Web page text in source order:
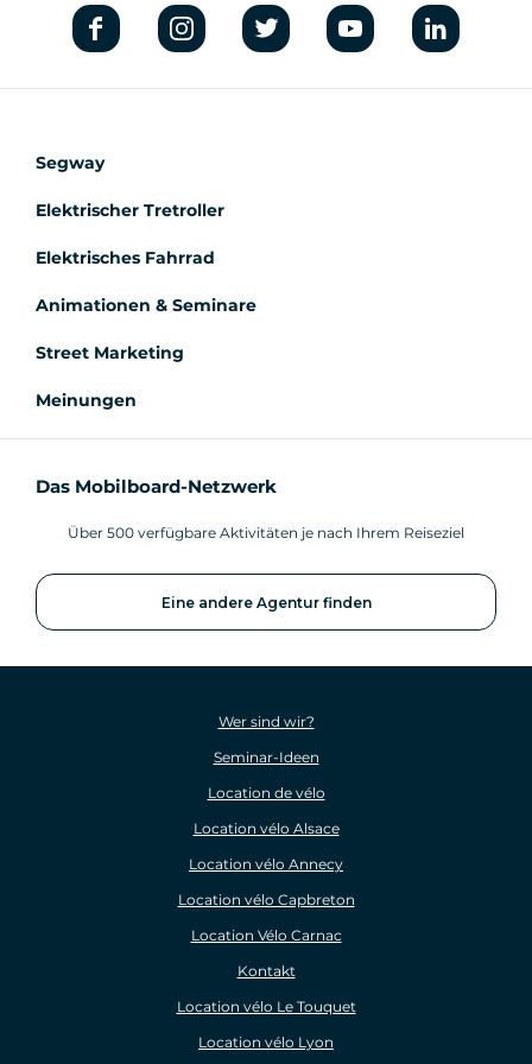
Homepage der Website, um die
verschiedenen verfügbaren Angebote zu
Segway
Elektrischer Tretroller
Elektrisches Fahrrad
Animationen & Seminare
Street Marketing
Meinungen
Das Mobilboard-Netzwerk
Über 500 verfügbare Aktivitäten je nach Ihrem Reiseziel
Eine andere Agentur finden
Wer sind wir?
Seminar-Ideen
Location de vélo
Location vélo Alsace
Location vélo Annecy
Location vélo Capbreton
Location Vélo Carnac
Kontakt
Location vélo Le Touquet
Location vélo Lyon